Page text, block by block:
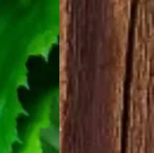
D’ARBRE DE
nécessaire à Pussay. Cette
Et ce n’est pas tout,
les environs. Notre société
maintenant votre devis
le budget. Chez nous, le